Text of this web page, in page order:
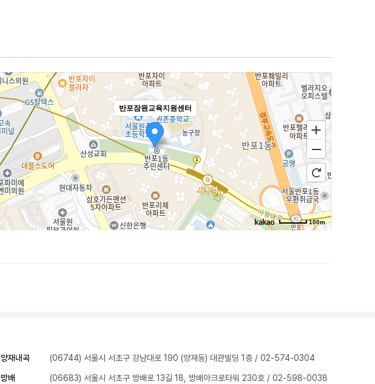
반포잠원교육지원센터
100m
양재내곡 (06744) 서울시 서초구 강남대로 190 (양재동) 대관빌딩 1층 / 02-574-0304
방배 (06683) 서울시 서초구 방배로 13길 18, 방배아크로타워 230호 / 02-598-0038